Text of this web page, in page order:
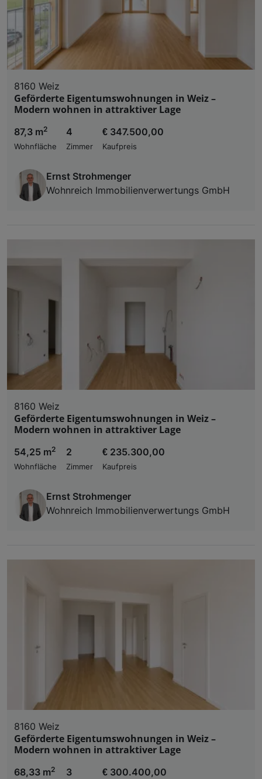
8160 Weiz
Geförderte Eigentumswohnungen in Weiz –
Modern wohnen in attraktiver Lage
87,3 m2
Wohnfläche
4
Zimmer
€ 347.500,00
Kaufpreis
Ernst Strohmenger
Wohnreich Immobilienverwertungs GmbH
8160 Weiz
Geförderte Eigentumswohnungen in Weiz –
Modern wohnen in attraktiver Lage
54,25 m2
Wohnfläche
2
Zimmer
€ 235.300,00
Kaufpreis
Ernst Strohmenger
Wohnreich Immobilienverwertungs GmbH
8160 Weiz
Geförderte Eigentumswohnungen in Weiz –
Modern wohnen in attraktiver Lage
68,33 m2 3 € 300.400,00